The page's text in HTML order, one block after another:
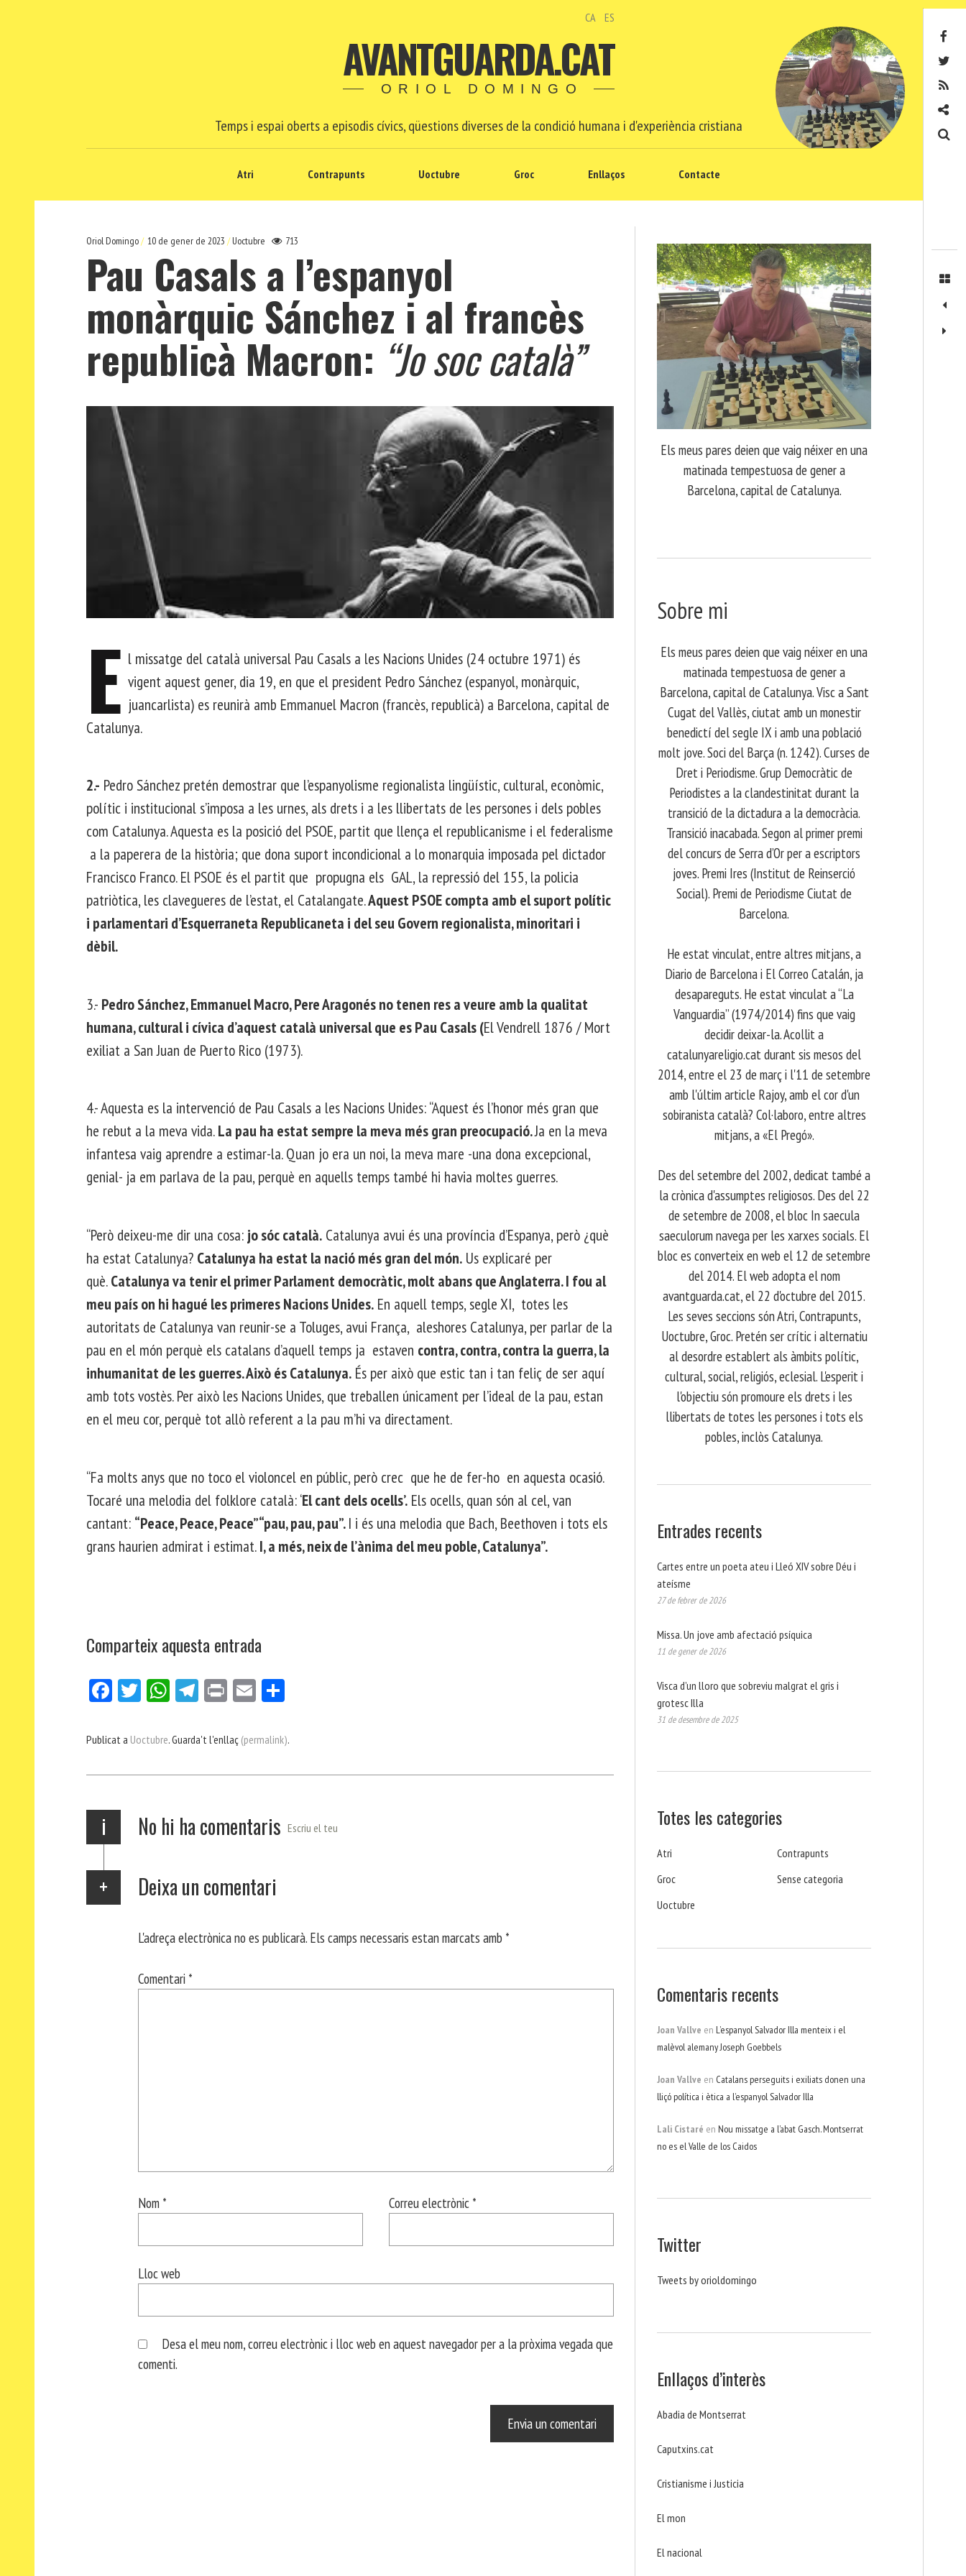
CA ES
AVANTGUARDA.CAT
ORIOL DOMINGO
Temps i espai oberts a episodis cívics, qüestions diverses de la condició humana i d'experiència cristiana
Atri Contrapunts Uoctubre Groc Enllaços Contacte
Oriol Domingo 10 de gener de 2023 Uoctubre 713
Pau Casals a l’espanyol
monàrquic Sánchez i al francès
republicà Macron: “Jo soc català”
E l missatge del català universal Pau Casals a les Nacions Unides (24 octubre 1971) és
vigent aquest gener, dia 19, en que el president Pedro Sánchez (espanyol, monàrquic,
juancarlista) es reunirà amb Emmanuel Macron (francès, republicà) a Barcelona, capital de
Catalunya.
2.- Pedro Sánchez pretén demostrar que l’espanyolisme regionalista lingüístic, cultural, econòmic,
polític i institucional s’imposa a les urnes, als drets i a les llibertats de les persones i dels pobles
com Catalunya. Aquesta es la posició del PSOE, partit que llença el republicanisme i el federalisme
a la paperera de la història; que dona suport incondicional a lo monarquia imposada pel dictador
Francisco Franco. El PSOE és el partit que propugna els GAL, la repressió del 155, la policia
patriòtica, les clavegueres de l’estat, el Catalangate.Aquest PSOE compta amb el suport polític
i parlamentari d’Esquerraneta Republicaneta i del seu Govern regionalista, minoritari i
dèbil.
3.- Pedro Sánchez, Emmanuel Macro, Pere Aragonés no tenen res a veure amb la qualitat
humana, cultural i cívica d’aquest català universal que es Pau Casals (El Vendrell 1876 / Mort
exiliat a San Juan de Puerto Rico (1973).
4.- Aquesta es la intervenció de Pau Casals a les Nacions Unides: “Aquest és l’honor més gran que
he rebut a la meva vida.La pau ha estat sempre la meva més gran preocupació.Ja en la meva
infantesa vaig aprendre a estimar-la. Quan jo era un noi, la meva mare -una dona excepcional,
genial- ja em parlava de la pau, perquè en aquells temps també hi havia moltes guerres.
“Però deixeu-me dir una cosa: jo sóc català. Catalunya avui és una província d’Espanya, però ¿què
ha estat Catalunya? Catalunya ha estat la nació més gran del món. Us explicaré per
què.Catalunya va tenir el primer Parlament democràtic, molt abans que Anglaterra. I fou al
meu país on hi hagué les primeres Nacions Unides. En aquell temps, segle XI, totes les
autoritats de Catalunya van reunir-se a Toluges, avui França, aleshores Catalunya, per parlar de la
pau en el món perquè els catalans d’aquell temps ja estaven contra, contra, contra la guerra, la
inhumanitat de les guerres. Això és Catalunya. És per això que estic tan i tan feliç de ser aquí
amb tots vostès. Per això les Nacions Unides, que treballen únicament per l’ideal de la pau, estan
en el meu cor, perquè tot allò referent a la pau m’hi va directament.
“Fa molts anys que no toco el violoncel en públic, però crec que he de fer-ho en aquesta ocasió.
Tocaré una melodia del folklore català: ‘El cant dels ocells’. Els ocells, quan són al cel, van
cantant: “Peace, Peace, Peace” “pau, pau, pau”.I i és una melodia que Bach, Beethoven i tots els
grans haurien admirat i estimat.I, a més, neix de l’ànima del meu poble, Catalunya”.
Comparteix aquesta entrada
Fa
bo
Tw
er
W
ts
p
Te
gr
m
Pri E
ail pa
ei
Publicat a Uoctubre. Guarda't l'enllaç (permalink).
i No hi ha comentaris Escriu el teu
Deixa un comentari
L'adreça electrònica no es publicarà. Els camps necessaris estan marcats amb *
Comentari *
Nom * Correu electrònic *
Lloc web
Desa el meu nom, correu electrònic i lloc web en aquest navegador per a la pròxima vegada que
comenti.
Els meus pares deien que vaig néixer en una
matinada tempestuosa de gener a
Barcelona, capital de Catalunya.
Sobre mi
Els meus pares deien que vaig néixer en una
matinada tempestuosa de gener a
Barcelona, capital de Catalunya. Visc a Sant
Cugat del Vallès, ciutat amb un monestir
benedictí del segle IX i amb una població
molt jove. Soci del Barça (n. 1242). Curses de
Dret i Periodisme. Grup Democràtic de
Periodistes a la clandestinitat durant la
transició de la dictadura a la democràcia.
Transició inacabada. Segon al primer premi
del concurs de Serra d’Or per a escriptors
joves. Premi Ires (Institut de Reinserció
Social). Premi de Periodisme Ciutat de
Barcelona.
​ He estat vinculat, entre altres mitjans, a
Diario de Barcelona i El Correo Catalán, ja
desapareguts. He estat vinculat a “La
Vanguardia” (1974/2014) fins que vaig
decidir deixar-la. Acollit a
catalunyareligio.cat durant sis mesos del
2014, entre el 23 de març i l'11 de setembre
amb l'últim article Rajoy, amb el cor d'un
sobiranista català? Col·laboro, entre altres
mitjans, a «El Pregó».
​ Des del setembre del 2002, dedicat també a
la crònica d'assumptes religiosos. Des del 22
de setembre de 2008, el bloc In saecula
saeculorum navega per les xarxes socials. El
bloc es converteix en web el 12 de setembre
del 2014. El web adopta el nom
avantguarda.cat, el 22 d'octubre del 2015.
Les seves seccions són Atri, Contrapunts,
Uoctubre, Groc. Pretén ser crític i alternatiu
al desordre establert als àmbits polític,
cultural, social, religiós, eclesial. L'esperit i
l'objectiu són promoure els drets i les
llibertats de totes les persones i tots els
pobles, inclòs Catalunya.
Entrades recents
Cartes entre un poeta ateu i Lleó XIV sobre Déu i
ateísme
27 de febrer de 2026
Missa. Un jove amb afectació psíquica
11 de gener de 2026
Visca d’un lloro que sobreviu malgrat el gris i
grotesc Illa
31 de desembre de 2025
Totes les categories
Atri
Contrapunts
Groc
Sense categoria
Uoctubre
Comentaris recents
Joan Vallve en L’espanyol Salvador Illa menteix i el
malèvol alemany Joseph Goebbels
Joan Vallve en Catalans perseguits i exiliats donen una
lliçó política i ètica a l’espanyol Salvador Illa
Lali Cistaré en Nou missatge a l’abat Gasch. Montserrat
no es el Valle de los Caidos
Twitter
Tweets by orioldomingo
Enllaços d’interès
Abadia de Montserrat
Caputxins.cat
Cristianisme i Justicia
El mon
El nacional
Contacte